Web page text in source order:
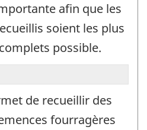
afin que les
soient les plus
possible.
de recueillir des
fourragères